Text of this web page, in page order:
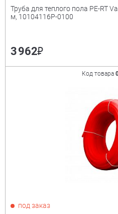
Valfex
Материал корпуса
Труба для теплого пола PE-RT
м, 10104116Р-0100
3 962₽
Код товара
под заказ